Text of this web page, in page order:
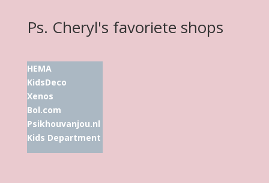
Ps. Cheryl's favoriete shops
HEMA
KidsDeco
Xenos
Bol.com
Psikhouvanjou.nl
Kids Department